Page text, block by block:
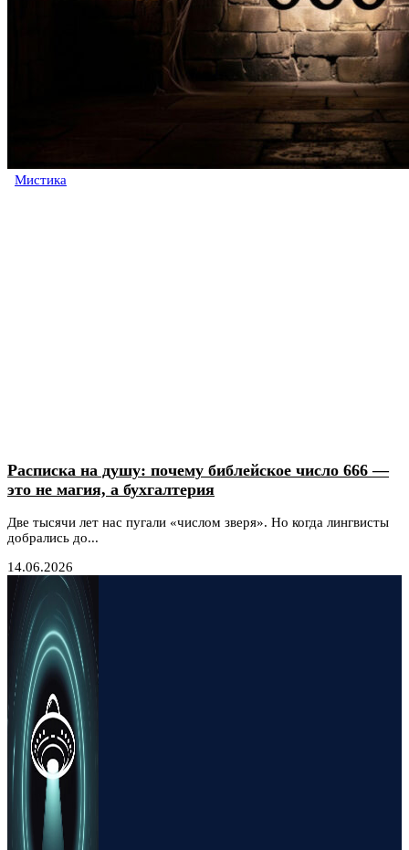
Мистика
Расписка на душу: почему библейское число 666 —
это не магия, а бухгалтерия
Две тысячи лет нас пугали «числом зверя». Но когда лингвисты
добрались до...
14.06.2026